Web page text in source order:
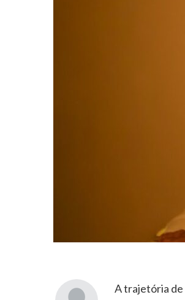
A trajetória de